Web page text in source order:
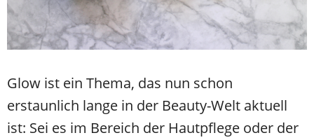
Glow ist ein Thema, das nun schon
erstaunlich lange in der Beauty-Welt aktuell
ist: Sei es im Bereich der Hautpflege oder der